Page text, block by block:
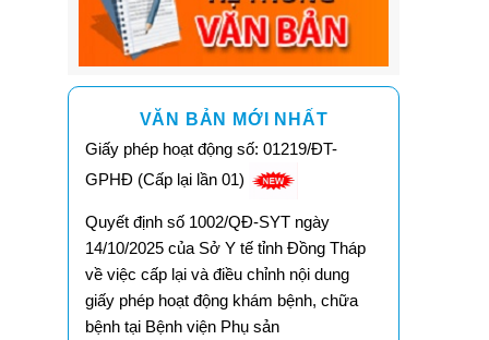
VĂN BẢN MỚI NHẤT
Giấy phép hoạt động số: 01219/ĐT-
GPHĐ (Cấp lại lần 01)
Quyết định số 1002/QĐ-SYT ngày
14/10/2025 của Sở Y tế tỉnh Đồng Tháp
về việc cấp lại và điều chỉnh nội dung
giấy phép hoạt động khám bệnh, chữa
bệnh tại Bệnh viện Phụ sản